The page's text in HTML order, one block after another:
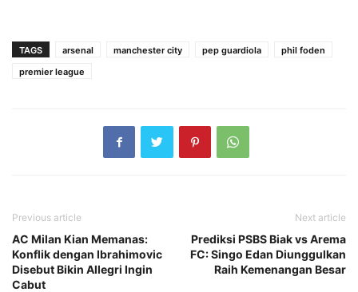
TAGS arsenal manchester city pep guardiola
phil foden
premier league
Previous article
AC Milan Kian Memanas:
Konflik dengan Ibrahimovic
Disebut Bikin Allegri Ingin
Cabut
Next article
Prediksi PSBS Biak vs Arema
FC: Singo Edan Diunggulkan
Raih Kemenangan Besar